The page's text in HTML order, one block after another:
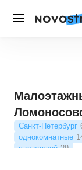
Санкт-Петербург
однокомнатные
с отделкой 29